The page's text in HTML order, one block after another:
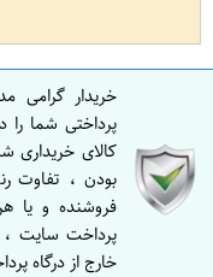
خریدار گرامی
پرداختی شما
کالای خریداری
بودن ، تفاوت
فروشنده و یا
پرداخت سایت
خارج از درگاه